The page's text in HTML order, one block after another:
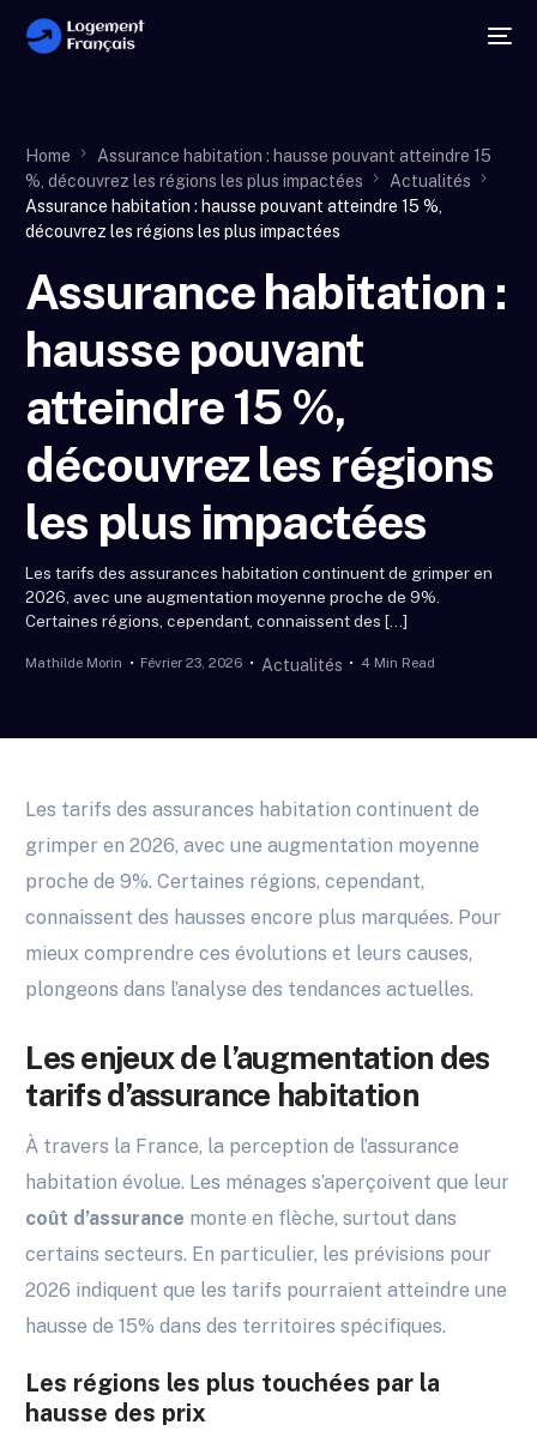
Home
Assurance habitation : hausse pouvant atteindre 15
%, découvrez les régions les plus impactées
Actualités
Assurance habitation : hausse pouvant atteindre 15 %,
découvrez les régions les plus impactées
Assurance habitation :
hausse pouvant
atteindre 15 %,
découvrez les régions
les plus impactées
Les tarifs des assurances habitation continuent de grimper en
2026, avec une augmentation moyenne proche de 9%.
Certaines régions, cependant, connaissent des […]
Mathilde Morin Février 23, 2026 Actualités 4 Min Read
Les tarifs des assurances habitation continuent de
grimper en 2026, avec une augmentation moyenne
proche de 9%. Certaines régions, cependant,
connaissent des hausses encore plus marquées. Pour
mieux comprendre ces évolutions et leurs causes,
plongeons dans l’analyse des tendances actuelles.
Les enjeux de l’augmentation des
tarifs d’assurance habitation
À travers la France, la perception de l’assurance
habitation évolue. Les ménages s’aperçoivent que leur
coût d’assurance monte en flèche, surtout dans
certains secteurs. En particulier, les prévisions pour
2026 indiquent que les tarifs pourraient atteindre une
hausse de 15% dans des territoires spécifiques.
Les régions les plus touchées par la
hausse des prix